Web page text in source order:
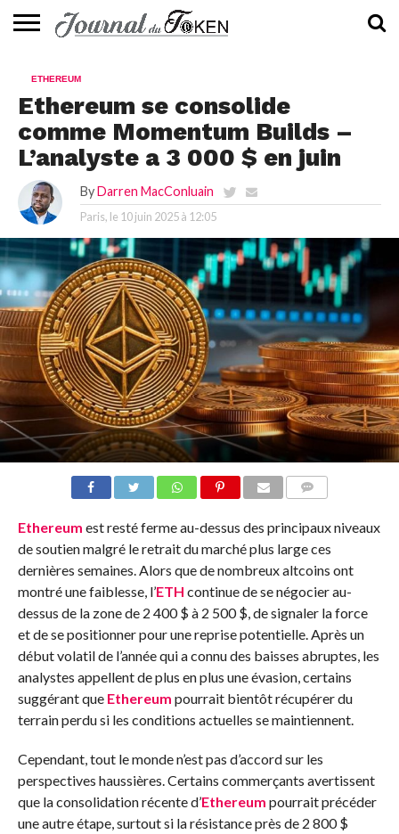
📰
EVALUATION
GUIDE
TENDANCES
À
CONTACTEZ-
ETHEREUM
Ethereum se consolide
comme Momentum Builds –
L’analyste a 3 000 $ en juin
By Darren MacConluain
Paris, le 10 juin 2025 à 12:05
Ethereum est resté ferme au-dessus des principaux niveaux
de soutien malgré le retrait du marché plus large ces
dernières semaines. Alors que de nombreux altcoins ont
montré une faiblesse, l’ETH continue de se négocier au-
dessus de la zone de 2 400 $ à 2 500 $, de signaler la force
et de se positionner pour une reprise potentielle. Après un
début volatil de l’année qui a connu des baisses abruptes, les
analystes appellent de plus en plus une évasion, certains
suggérant que Ethereum pourrait bientôt récupérer du
terrain perdu si les conditions actuelles se maintiennent.
Cependant, tout le monde n’est pas d’accord sur les
perspectives haussières. Certains commerçants avertissent
que la consolidation récente d’Ethereum pourrait précéder
une autre étape, surtout si la résistance près de 2 800 $